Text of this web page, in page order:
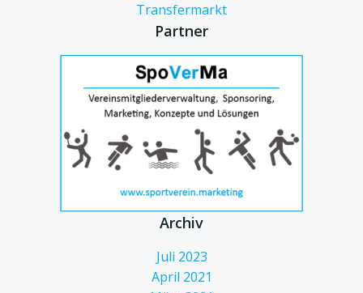
Transfermarkt
Partner
Archiv
Juli 2023
April 2021